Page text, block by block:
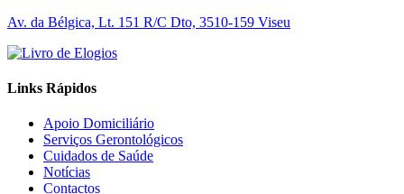
Av. da Bélgica, Lt. 151 R/C Dto, 3510-159 Viseu
Links Rápidos
Apoio Domiciliário
Serviços Gerontológicos
Cuidados de Saúde
Notícias
Contactos